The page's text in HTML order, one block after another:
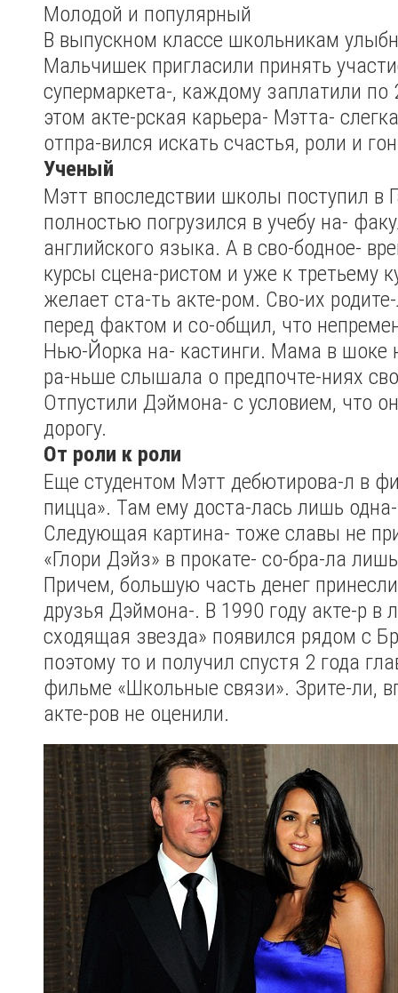
Молодой и популярный
В выпускном классе школьникам
Мальчишек пригласили принять
супермаркета-, каждому заплатили
этом акте-рская карьера- Мэтта-
отпра-вился искать счастья, роли и
Ученый
Мэтт впоследствии школы поступил в
полностью погрузился в учебу на-
английского языка. А в сво-бодное-
курсы сцена-ристом и уже к третьему
желает ста-ть акте-ром. Сво-их
перед фактом и со-общил, что
Нью-Йорка на- кастинги. Мама в шоке
ра-ньше слышала о предпочте-ниях
Отпустили Дэймона- с условием, что
дорогу.
От роли к роли
Еще студентом Мэтт дебютирова-л в
пицца». Там ему доста-лась лишь
Следующая картина- тоже славы не
«Глори Дэйз» в прокате- со-бра-ла
Причем, большую часть денег
друзья Дэймона-. В 1990 году акте-р в
сходящая звезда» появился рядом с
поэтому то и получил спустя 2 года
фильме «Школьные связи». Зрите-ли,
акте-ров не оценили.